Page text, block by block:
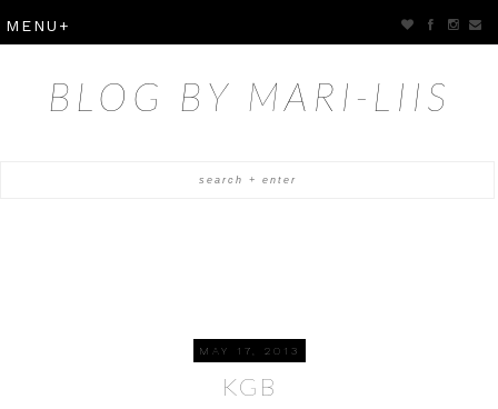
BLOG BY MARI-LIIS
MAY 17, 2013
KGB